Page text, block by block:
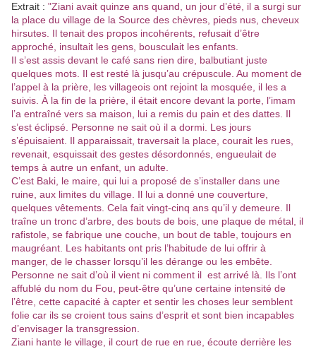
Extrait : "Ziani avait quinze ans quand, un jour d’été, il a surgi sur
la place du village de la Source des chèvres, pieds nus, cheveux
hirsutes. Il tenait des propos incohérents, refusait d’être
approché, insultait les gens, bousculait les enfants.
Il s’est assis devant le café sans rien dire, balbutiant juste
quelques mots. Il est resté là jusqu’au crépuscule. Au moment de
l’appel à la prière, les villageois ont rejoint la mosquée, il les a
suivis. À la fin de la prière, il était encore devant la porte, l’imam
l’a entraîné vers sa maison, lui a remis du pain et des dattes. Il
s’est éclipsé. Personne ne sait où il a dormi. Les jours
s’épuisaient. Il apparaissait, traversait la place, courait les rues,
revenait, esquissait des gestes désordonnés, engueulait de
temps à autre un enfant, un adulte.
C’est Baki, le maire, qui lui a proposé de s’installer dans une
ruine, aux limites du village. Il lui a donné une couverture,
quelques vêtements. Cela fait vingt-cinq ans qu’il y demeure. Il
traîne un tronc d’arbre, des bouts de bois, une plaque de métal, il
rafistole, se fabrique une couche, un bout de table, toujours en
maugréant. Les habitants ont pris l’habitude de lui offrir à
manger, de le chasser lorsqu’il les dérange ou les embête.
Personne ne sait d’où il vient ni comment il est arrivé là. Ils l’ont
affublé du nom du Fou, peut-être qu’une certaine intensité de
l’être, cette capacité à capter et sentir les choses leur semblent
folie car ils se croient tous sains d’esprit et sont bien incapables
d’envisager la transgression.
Ziani hante le village, il court de rue en rue, écoute derrière les